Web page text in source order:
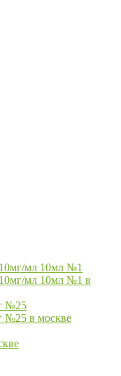
мл 10мл №1
мл 10мл №1 в
№25
№25 в москве